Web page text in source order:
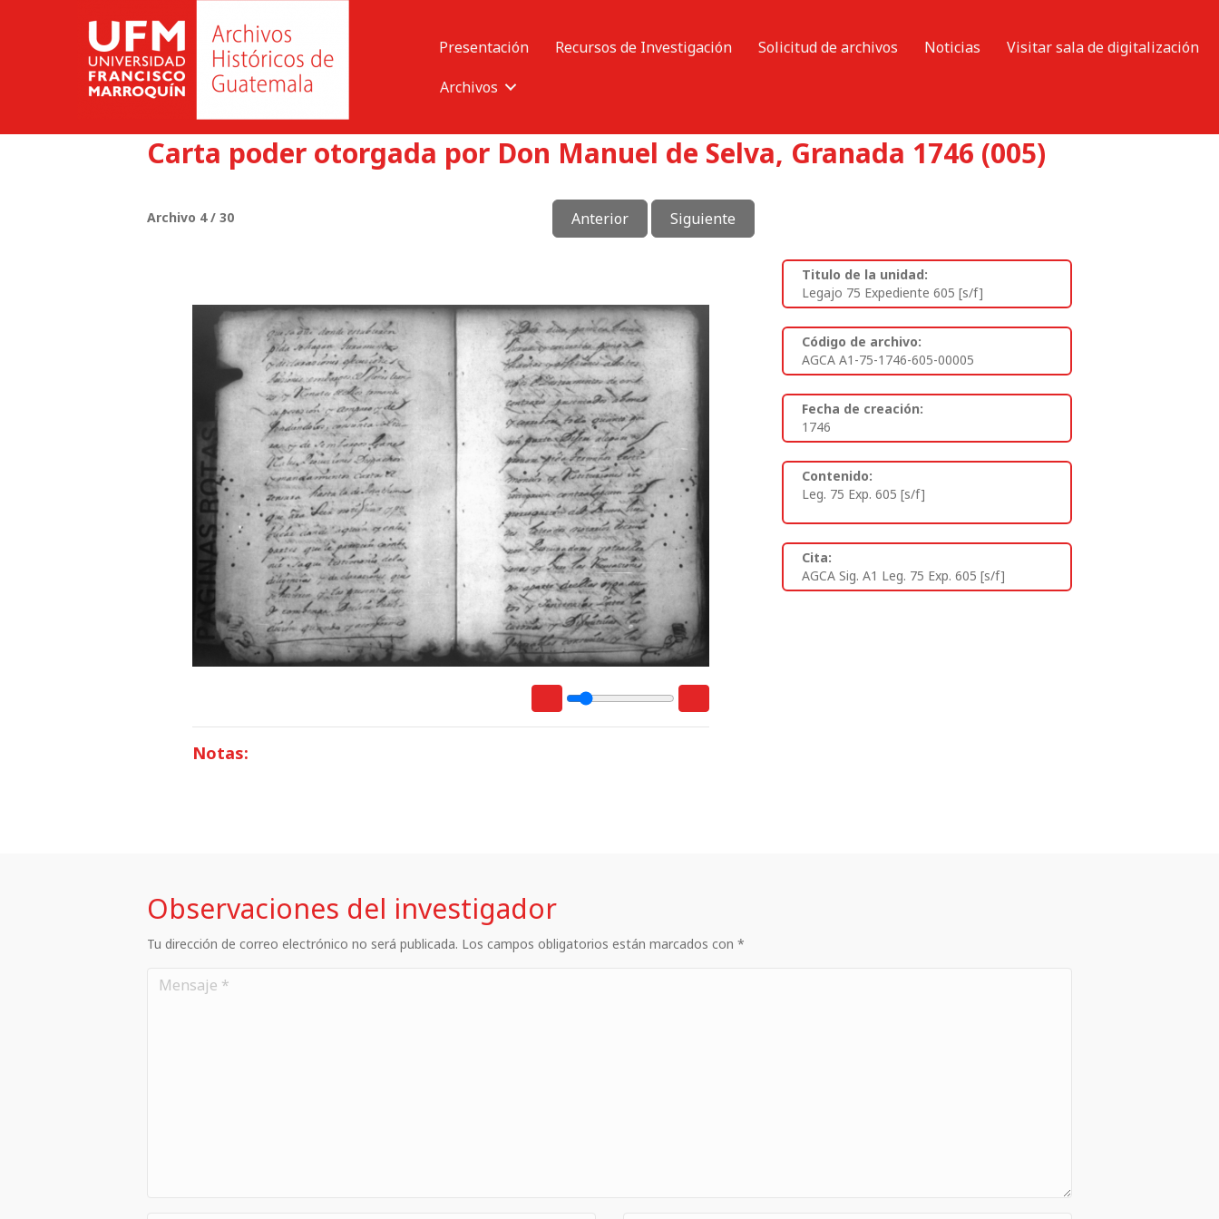
Presentación Recursos de Investigación Solicitud de archivos Noticias
Visitar sala de digitalización
Archivos
Carta poder otorgada por Don Manuel de Selva, Granada 1746 (005)
Archivo 4 / 30 Anterior Siguiente
Notas:
Titulo de la unidad:
Legajo 75 Expediente 605 [s/f]
Código de archivo:
AGCA A1-75-1746-605-00005
Fecha de creación:
1746
Contenido:
Leg. 75 Exp. 605 [s/f]
Cita:
AGCA Sig. A1 Leg. 75 Exp. 605 [s/f]
Observaciones del investigador
Tu dirección de correo electrónico no será publicada. Los campos obligatorios están marcados con *